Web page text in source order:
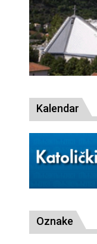
Kalendar
Oznake